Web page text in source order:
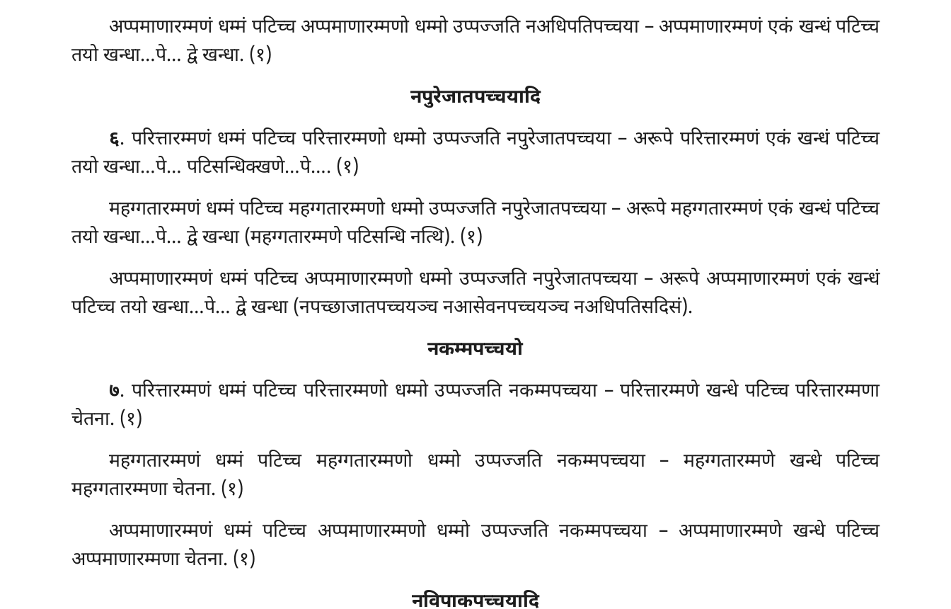
अप्पमाणारम्मणं धम्मं पटिच्च अप्पमाणारम्मणो धम्मोउप्पज्जति नअधिपतिपच्चया – अप्पमाणारम्मणं एकं खन्धं पटिच्च
तयो खन्धा…पे… द्वे खन्धा. (१)
नपुरेजातपच्चयादि
६. परित्तारम्मणं धम्मं पटिच्च परित्तारम्मणो धम्मो उप्पज्जति नपुरेजातपच्चया – अरूपे परित्तारम्मणं एकं खन्धं पटिच्च
तयो खन्धा…पे… पटिसन्धिक्खणे…पे…. (१)
महग्गतारम्मणं धम्मं पटिच्च महग्गतारम्मणो धम्मो उप्पज्जति नपुरेजातपच्चया – अरूपे महग्गतारम्मणं एकं खन्धं पटिच्च
तयो खन्धा…पे… द्वे खन्धा (महग्गतारम्मणे पटिसन्धि नत्थि). (१)
अप्पमाणारम्मणं धम्मं पटिच्च अप्पमाणारम्मणो धम्मो उप्पज्जति नपुरेजातपच्चया – अरूपे अप्पमाणारम्मणं एकं खन्धं
पटिच्च तयो खन्धा…पे… द्वे खन्धा (नपच्छाजातपच्चयञ्च नआसेवनपच्चयञ्च नअधिपतिसदिसं).
नकम्मपच्चयो
७. परित्तारम्मणं धम्मं पटिच्च परित्तारम्मणो धम्मो उप्पज्जति नकम्मपच्चया – परित्तारम्मणे खन्धे पटिच्च परित्तारम्मणा
चेतना. (१)
महग्गतारम्मणं धम्मं पटिच्च महग्गतारम्मणो धम्मो उप्पज्जति नकम्मपच्चया – महग्गतारम्मणे खन्धे पटिच्च
महग्गतारम्मणा चेतना. (१)
अप्पमाणारम्मणं धम्मं पटिच्च अप्पमाणारम्मणो धम्मो उप्पज्जति नकम्मपच्चया – अप्पमाणारम्मणे खन्धे पटिच्च
अप्पमाणारम्मणा चेतना. (१)
नविपाकपच्चयादि